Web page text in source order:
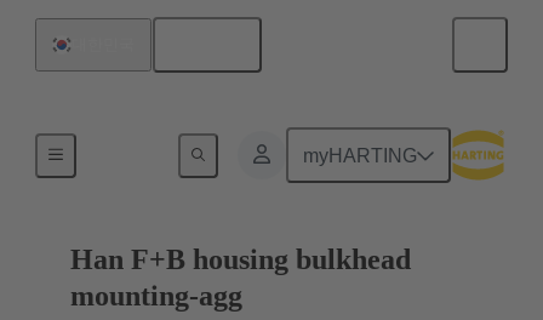
myHARTING
후드 / 하우징
Han F+B housing bulkhead
mounting-agg